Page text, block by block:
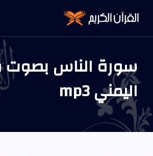
سورة الناس بصوت
اليمني mp3